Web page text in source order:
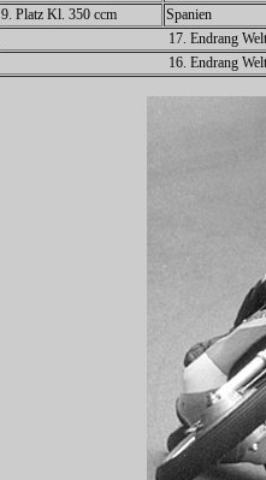
9. Platz Kl. 350 ccm
Spanien
17. Endrang
16. Endrang